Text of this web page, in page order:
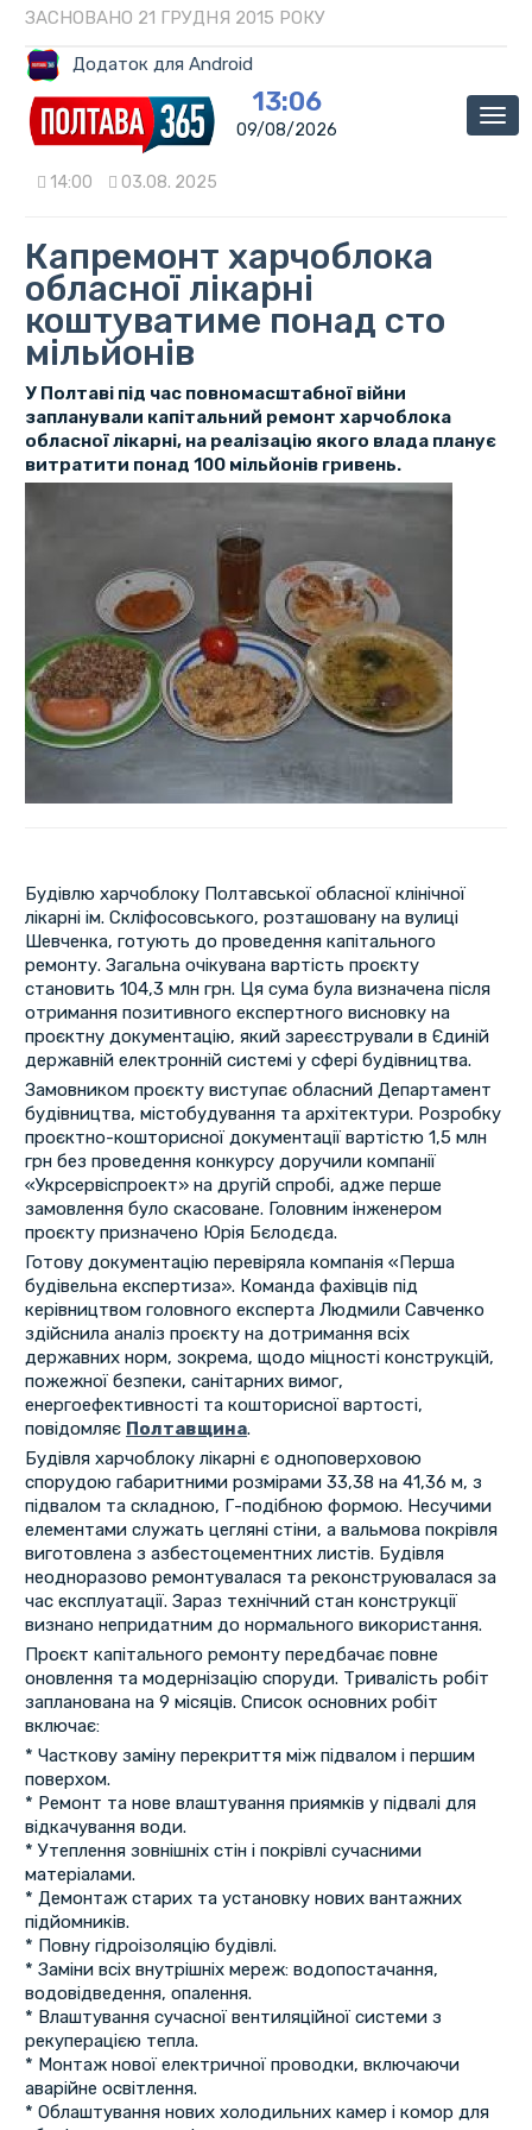
ЗАСНОВАНО 21 ГРУДНЯ 2015 РОКУ
Додаток для Android
13:06
09/08/2026
14:00 03.08. 2025
Капремонт харчоблока
обласної лікарні
коштуватиме понад сто
мільйонів
У Полтаві під час повномасштабної війни
запланували капітальний ремонт харчоблока
обласної лікарні, на реалізацію якого влада планує
витратити понад 100 мільйонів гривень.
Будівлю харчоблоку Полтавської обласної клінічної
лікарні ім. Скліфосовського, розташовану на вулиці
Шевченка, готують до проведення капітального
ремонту. Загальна очікувана вартість проєкту
становить 104,3 млн грн. Ця сума була визначена після
отримання позитивного експертного висновку на
проєктну документацію, який зареєстрували в Єдиній
державній електронній системі у сфері будівництва.
Замовником проєкту виступає обласний Департамент
будівництва, містобудування та архітектури. Розробку
проєктно-кошторисної документації вартістю 1,5 млн
грн без проведення конкурсу доручили компанії
«Укрсервіспроект» на другій спробі, адже перше
замовлення було скасоване. Головним інженером
проєкту призначено Юрія Бєлодєда.
Готову документацію перевіряла компанія «Перша
будівельна експертиза». Команда фахівців під
керівництвом головного експерта Людмили Савченко
здійснила аналіз проєкту на дотримання всіх
державних норм, зокрема, щодо міцності конструкцій,
пожежної безпеки, санітарних вимог,
енергоефективності та кошторисної вартості,
повідомляє Полтавщина.
Будівля харчоблоку лікарні є одноповерховою
спорудою габаритними розмірами 33,38 на 41,36 м, з
підвалом та складною, Г-подібною формою. Несучими
елементами служать цегляні стіни, а вальмова покрівля
виготовлена з азбестоцементних листів. Будівля
неодноразово ремонтувалася та реконструювалася за
час експлуатації. Зараз технічний стан конструкції
визнано непридатним до нормального використання.
Проєкт капітального ремонту передбачає повне
оновлення та модернізацію споруди. Тривалість робіт
запланована на 9 місяців. Список основних робіт
включає:
* Часткову заміну перекриття між підвалом і першим
поверхом.
* Ремонт та нове влаштування приямків у підвалі для
відкачування води.
* Утеплення зовнішніх стін і покрівлі сучасними
матеріалами.
* Демонтаж старих та установку нових вантажних
підйомників.
* Повну гідроізоляцію будівлі.
* Заміни всіх внутрішніх мереж: водопостачання,
водовідведення, опалення.
* Влаштування сучасної вентиляційної системи з
рекуперацією тепла.
* Монтаж нової електричної проводки, включаючи
аварійне освітлення.
* Облаштування нових холодильних камер і комор для